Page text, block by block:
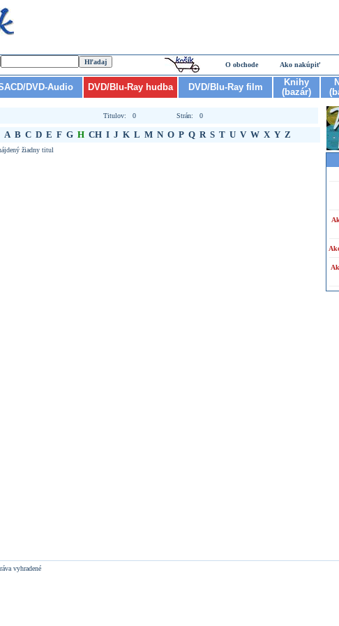
O obchode Ako nakúpiť
DVD-Audio DVD/Blu-Ray hudba DVD/Blu-Ray film
Knihy
(bazár)
Titulov: 0 Strán: 0
A B C D E F G H CH I J K L M N O P Q R S T U V W X Y Z
žiadny titul
vyhradené